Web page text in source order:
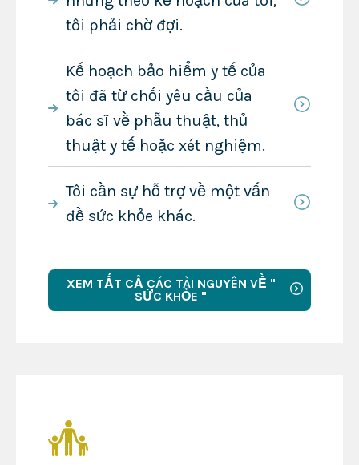
tôi phải chờ đợi.
Kế hoạch bảo hiểm y tế của
tôi đã từ chối yêu cầu của
bác sĩ về phẫu thuật, thủ
thuật y tế hoặc xét nghiệm.
Tôi cần sự hỗ trợ về một vấn
đề sức khỏe khác.
XEM TẤT CẢ CÁC TÀI NGUYÊN VỀ "
SỨC KHỎE "